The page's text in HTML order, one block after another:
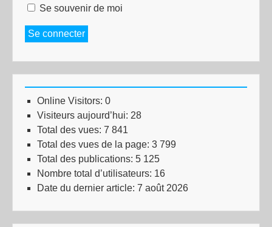
Se souvenir de moi
Se connecter
Online Visitors: 0
Visiteurs aujourd’hui: 28
Total des vues: 7 841
Total des vues de la page: 3 799
Total des publications: 5 125
Nombre total d’utilisateurs: 16
Date du dernier article: 7 août 2026